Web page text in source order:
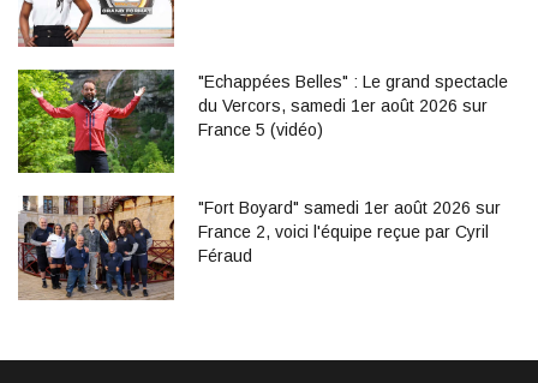
"Echappées Belles" : Le grand spectacle
du Vercors, samedi 1er août 2026 sur
France 5 (vidéo)
"Fort Boyard" samedi 1er août 2026 sur
France 2, voici l'équipe reçue par Cyril
Féraud